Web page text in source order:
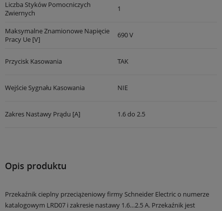
Liczba Styków Pomocniczych
Zwiernych
1
Maksymalne Znamionowe Napięcie
Pracy Ue [V]
690 V
Przycisk Kasowania TAK
Wejście Sygnału Kasowania NIE
Zakres Nastawy Prądu [A] 1.6 do 2.5
Opis produktu
Przekaźnik cieplny przeciążeniowy firmy Schneider Electric o numerze
katalogowym LRD07 i zakresie nastawy 1.6…2.5 A. Przekaźnik jest